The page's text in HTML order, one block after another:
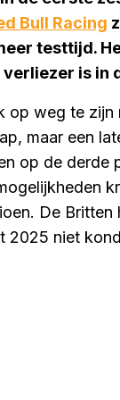
Bull Racing
testtijd.
is in
op weg te zijn
maar een
op de
De
niet